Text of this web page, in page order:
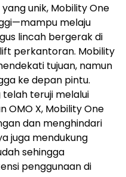
unik, Mobility One
melaju
lincah bergerak di
perkantoran. Mobility
tujuan, namun
ke depan pintu.
teruji melalui
OMO X, Mobility One
dan menghindari
juga mendukung
sehingga
penggunaan di